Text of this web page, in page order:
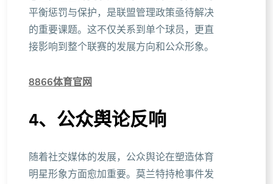
平衡惩罚与保护，是联盟管理政策亟待解决
的重要课题。这不仅关系到单个球员，更直
接影响到整个联赛的发展方向和公众形象。
8866体育官网
4、公众舆论反响
随着社交媒体的发展，公众舆论在塑造体育
明星形象方面愈加重要。莫兰特持枪事件发